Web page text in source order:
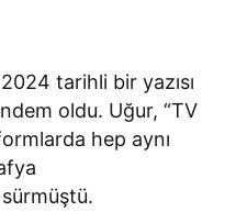
tarihli bir yazısı
oldu. Uğur, “TV
hep aynı